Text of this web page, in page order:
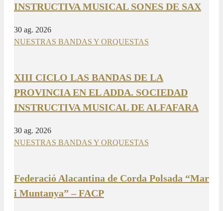
INSTRUCTIVA MUSICAL SONES DE SAX
30 ag. 2026
NUESTRAS BANDAS Y ORQUESTAS
XIII CICLO LAS BANDAS DE LA
PROVINCIA EN EL ADDA. SOCIEDAD
INSTRUCTIVA MUSICAL DE ALFAFARA
30 ag. 2026
NUESTRAS BANDAS Y ORQUESTAS
Federació Alacantina de Corda Polsada “Mar
i Muntanya” – FACP